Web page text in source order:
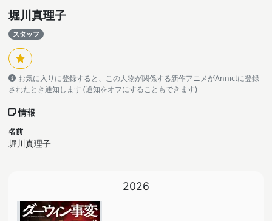
堀川真理子
スタッフ
お気に入りに登録すると、この人物が関係する新作アニメがAnnictに登録
されたとき通知します (通知をオフにすることもできます)
情報
名前
堀川真理子
2026